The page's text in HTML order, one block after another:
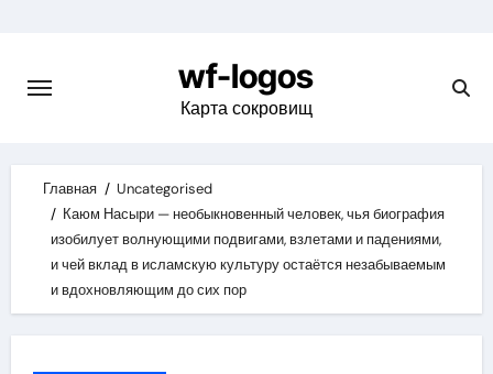
content
wf-logos
Карта сокровищ
Главная
Uncategorised
Каюм Насыри — необыкновенный человек, чья биография
изобилует волнующими подвигами, взлетами и падениями,
и чей вклад в исламскую культуру остаётся незабываемым
и вдохновляющим до сих пор